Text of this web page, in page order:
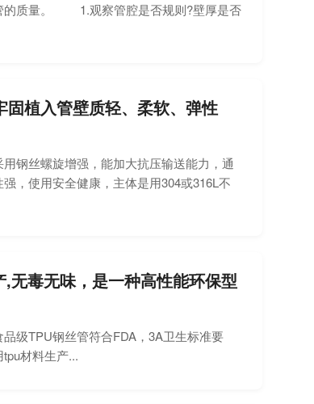
的质量。 1.观察管腔是否规则?壁厚是否
植入管壁质轻、柔软、弹性
丝螺旋增强，能加大抗压输送能力，通
，使用安全健康，主体是用304或316L不
无毒无味，是一种高性能环保型
级TPU钢丝管符合FDA，3A卫生标准要
材料生产...